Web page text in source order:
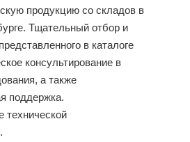
продукцию со складов в
Тщательный отбор и
в каталоге
консультирование в
а также
поддержка.
технической